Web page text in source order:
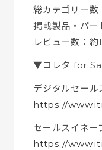
総カテゴリー
掲載製品・パ
レビュー数：約
▼コレタ for
デジタルセール
https://
セールスイネー
https://